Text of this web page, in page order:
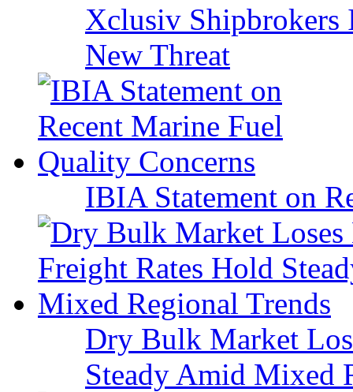
Xclusiv Shipbrokers
New Threat
IBIA Statement on
Dry Bulk Market
Steady Amid Mixed